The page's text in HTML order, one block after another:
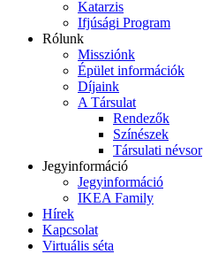
Katarzis
Ifjúsági Program
Rólunk
Missziónk
Épület információk
Díjaink
A Társulat
Rendezők
Színészek
Társulati névsor
Jegyinformáció
Jegyinformáció
IKEA Family
Hírek
Kapcsolat
Virtuális séta